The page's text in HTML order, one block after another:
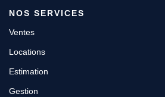
NOS SERVICES
Ventes
Locations
Estimation
Gestion